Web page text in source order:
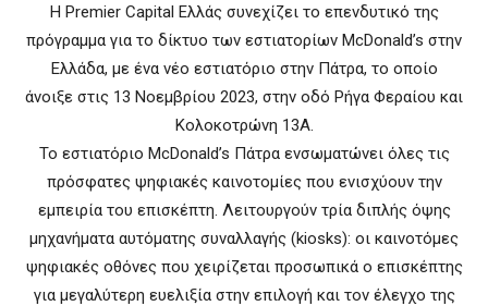
Η Premier Capital Ελλάς συνεχίζει το επενδυτικό της
πρόγραμμα για το δίκτυο των εστιατορίων McDonald’s στην
Ελλάδα, με ένα νέο εστιατόριο στην Πάτρα, το οποίο
άνοιξε στις 13 Νοεμβρίου 2023, στην οδό Ρήγα Φεραίου και
Κολοκοτρώνη 13Α.
Το εστιατόριο McDonald’s Πάτρα ενσωματώνει όλες τις
πρόσφατες ψηφιακές καινοτομίες που ενισχύουν την
εμπειρία του επισκέπτη. Λειτουργούν τρία διπλής όψης
μηχανήματα αυτόματης συναλλαγής (kiosks): οι καινοτόμες
ψηφιακές οθόνες που χειρίζεται προσωπικά ο επισκέπτης
για μεγαλύτερη ευελιξία στην επιλογή και τον έλεγχο της